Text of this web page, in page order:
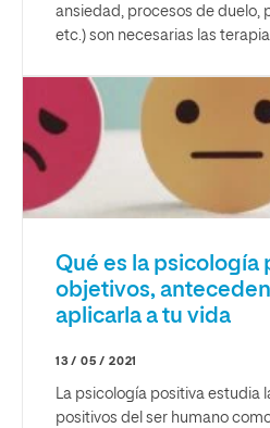
ansiedad, procesos de duelo,
etc.) son necesarias las
Qué es la psicología
objetivos,
aplicarla a tu vida
13 / 05 / 2021
La psicología positiva estudia
positivos del ser humano